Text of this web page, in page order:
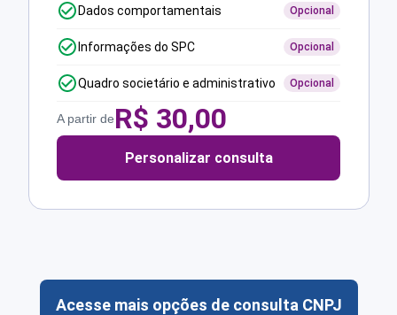
Dados comportamentais Opcional
Informações do SPC Opcional
Quadro societário e administrativo Opcional
A partir deR$ 30,00
Personalizar consulta
Acesse mais opções de consulta CNPJ